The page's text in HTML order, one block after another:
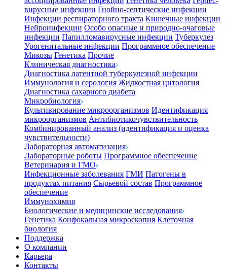
вирусные инфекции Гнойно-септические инфекции
Инфекции респираторного тракта Кишечные инфекции
Нейроинфекции Особо опасные и природно-очаговые
инфекции Папилломавирусные инфекции Туберкулез
Урогенитальные инфекции Программное обеспечение
Микозы Генетика Прочие
Клиническая диагностика
Диагностика латентной туберкулезной инфекции
Иммунология и серология Жидкостная цитология
Диагностика сахарного диабета
Микробиология
Культивирование микроорганизмов Идентификация
микроорганизмов Антибиотикочувствительность
Комбинированный анализ (идентификация и оценка
чувствительности)
Лабораторная автоматизация
Лабораторные роботы Программное обеспечение
Ветеринария и ГМО
Инфекционные заболевания ГМИ Патогены в
продуктах питания Сырьевой состав Программное
обеспечение
Иммунохимия
Биологические и медицинские исследования
Генетика Конфокальная микроскопия Клеточная
биология
Поддержка
О компании
Карьера
Контакты